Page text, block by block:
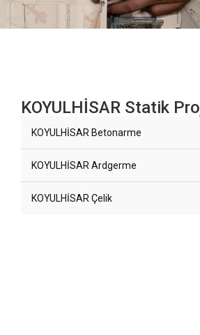
KOYULHİSAR Statik
KOYULHİSAR Betonarme
KOYULHİSAR Ardgerme
KOYULHİSAR Çelik